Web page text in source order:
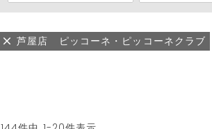
芦屋店 ピッコーネ・ピッコーネクラブ